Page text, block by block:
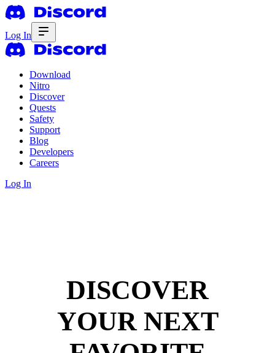
Log In
Download
Nitro
Discover
Quests
Safety
Support
Blog
Developers
Careers
Log In
DISCOVER
YOUR NEXT